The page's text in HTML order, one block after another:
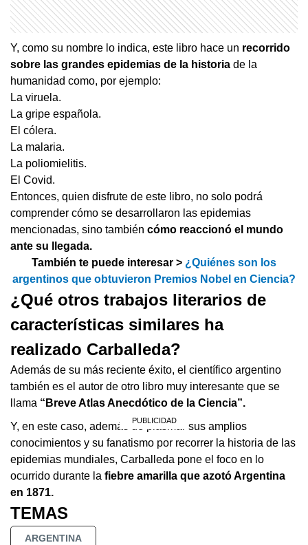
Y, como su nombre lo indica, este libro hace un recorrido
sobre las grandes epidemias de la historia de la
humanidad como, por ejemplo:
La viruela.
La gripe española.
El cólera.
La malaria.
La poliomielitis.
El Covid.
Entonces, quien disfrute de este libro, no solo podrá
comprender cómo se desarrollaron las epidemias
mencionadas, sino también cómo reaccionó el mundo
ante su llegada.
También te puede interesar > ¿Quiénes son los
argentinos que obtuvieron Premios Nobel en Ciencia?
¿Qué otros trabajos literarios de
características similares ha
realizado Carballeda?
Además de su más reciente éxito, el científico argentino
también es el autor de otro libro muy interesante que se
llama “Breve Atlas Anecdótico de la Ciencia”.
Y, en este caso, además de plasmar sus amplios
conocimientos y su fanatismo por recorrer la historia de las
epidemias mundiales, Carballeda pone el foco en lo
ocurrido durante la fiebre amarilla que azotó Argentina
en 1871.
TEMAS
ARGENTINA